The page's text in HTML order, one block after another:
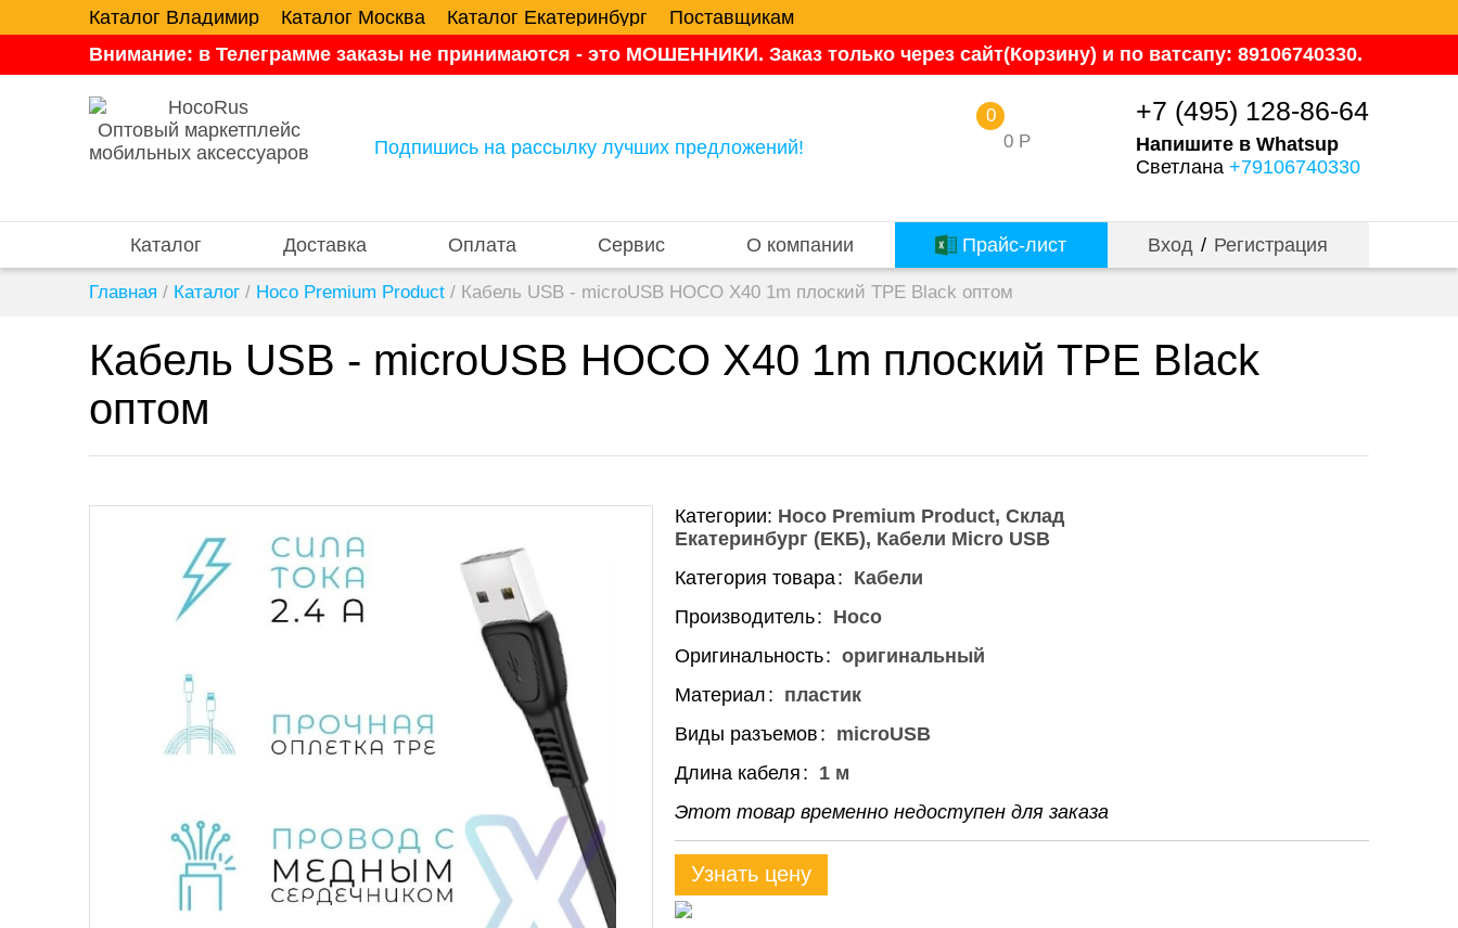
Каталог Владимир Каталог Москва Каталог Екатеринбург
Поставщикам
Внимание: в Телеграмме заказы не принимаются - это МОШЕННИКИ. Заказ только через сайт(Корзину) и по ватсапу: 89106740330.
Оптовый маркетплейс
мобильных аксессуаров
Подпишись на рассылку лучших предложений! 0 Р
0 +7 (495) 128-86-64
Напишите в Whatsup
Светлана +79106740330
Каталог Доставка Оплата Сервис О компании Прайс-лист Вход / Регистрация
Главная / Каталог / Hoco Premium Product / Кабель USB - microUSB HOCO X40 1m плоский TPE Black оптом
Кабель USB - microUSB HOCO X40 1m плоский TPE Black
оптом
Категории: Hoco Premium Product Склад
Екатеринбург (ЕКБ) Кабели Micro USB
Категория товара
Кабели
Производитель
Hoco
Оригинальность оригинальный
Материал
пластик
Виды разъемов
microUSB
Длина кабеля
1 м
Этот товар временно недоступен для заказа
Узнать цену